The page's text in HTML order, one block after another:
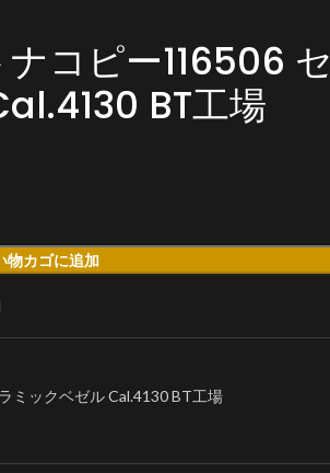
コピー116506 セ
BT工場
物カゴに追加
ミックベゼル Cal.4130 BT工場